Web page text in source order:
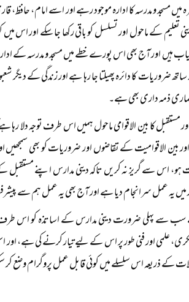
میں مسجد و مدرسہ کا ادارہ موجود رہے اور اسے امام،
تعلیم کے ماحول اور تسلسل کو باقی رکھا جا سکے اور اس
ہیں اور آج بھی اس پورے خطے میں مسجد و مدرسہ کے
کا دائرہ پھیلتا جا رہا ہے اور زندگی کے دیگر
ذمہ داری بھی ہے۔
کا بین الاقوامی ماحول ہمیں اس طرف توجہ دلا رہا
بین الاقوامیت کے تقاضوں اور ضروریات کو بھی
اس سے گریز نہ کریں تاکہ دینی مدارس اپنے مستقبل
یہ عمل سرانجام دیا ہے اور آج بھی یہ عمل ہم سے
سب سے پہلی ضرورت دینی مدارس کے اساتذہ کو اس
علمی اور فنی طور پر اس کے لیے تیار کرنے کی ہے، اور
کے ذریعہ اس سلسلے میں کوئی قابل عمل پروگرام وضع